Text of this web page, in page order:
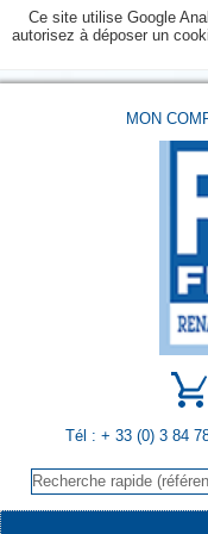
Ce site utilise Google
autorisez à déposer un
MON
Tél : + 33 (0) 3 84